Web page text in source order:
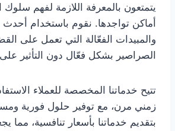
يتمتعون بالمعرفة اللازمة لفهم
أماكن تواجدها. نقوم باستخدام أحدث
والمبيدات الفعّالة التي تعمل على
الصراصير بشكل فعّال دون التأثير على
تتيح خدماتنا المخصصة للعملاء
زمني مرن، مع توفير حلول فورية
بتقديم خدماتنا بأسعار تنافسية، مما